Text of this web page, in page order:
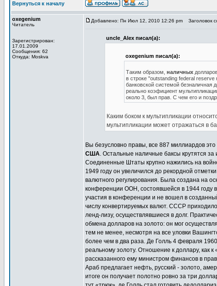
Вернуться к началу
oxegenium
Читатель
Зарегистрирован:
17.01.2009
Сообщения: 62
Откуда: Moskva
Добавлено: Пн Июл 12, 2010 12:26 pm Заголовок
uncle_Alex писал(а):
oxegenium писал(а):
Таким образом, наличных
в строке "outstanding federal
банковской системой безналичная
реально коэфициент
около 3, был прав. С чем его и
Каким боком к мультипликации
мультипликации может отражаться в
Вы безусловно правы, все 887 миллиардов
США. Остальные наличные баксы крутятся
Соединенные Штаты крупно нажились на
1949 году он увеличился до рекордной
валютного регулирования. Была создана на
конференции ООН, состоявшейся в 1944 году
участия в конференции и не вошел в
числу конвертируемых валют. СССР
ленд-лизу, осуществлявшиеся в долг.
обмена долларов на золото: он мог
тем не менее, несмотря на все уловки
более чем в два раза. Де Голль 4 февраля
реальному золоту. Отношение к доллару, как
рассказанного ему министром финансов в
Араб предлагает нефть, русский - золото,
итоге он получает полотно ровно за три